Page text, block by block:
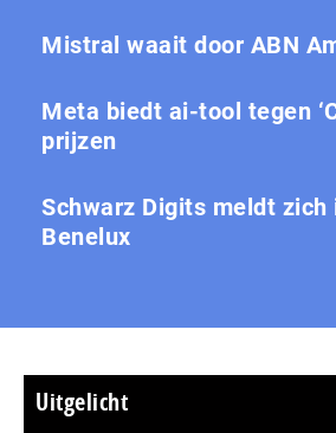
Mistral waait door ABN
Meta biedt ai-tool tegen
prijzen
Schwarz Digits meldt zich
Benelux
Uitgelicht